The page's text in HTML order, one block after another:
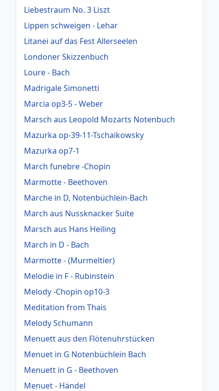
Liebestraum No. 3 Liszt
Lippen schweigen - Lehar
Litanei auf das Fest Allerseelen
Londoner Skizzenbuch
Loure - Bach
Madrigale Simonetti
Marcia op3-5 - Weber
Marsch aus Leopold Mozarts Notenbuch
Mazurka op-39-11-Tschaikowsky
Mazurka op7-1
March funebre -Chopin
Marmotte - Beethoven
Marche in D, Notenbüchlein-Bach
March aus Nussknacker Suite
Marsch aus Hans Heiling
March in D - Bach
Marmotte - (Murmeltier)
Melodie in F - Rubinstein
Melody -Chopin op10-3
Meditation from Thais
Melody Schumann
Menuett aus den Flötenuhrstücken
Menuet in G Notenbüchlein Bach
Menuett in G - Beethoven
Menuet - Händel